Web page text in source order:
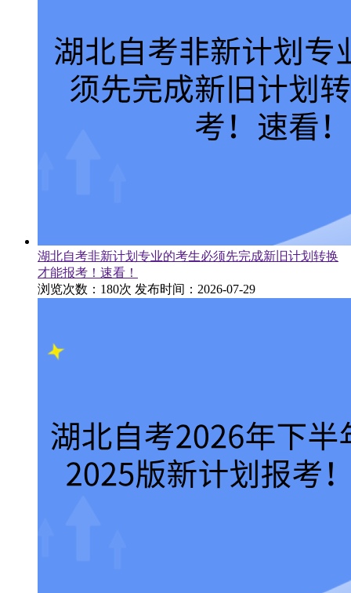
湖北自考非新计划专业的考生必须先完成新旧计划转换
才能报考！速看！
浏览次数：180次 发布时间：2026-07-29